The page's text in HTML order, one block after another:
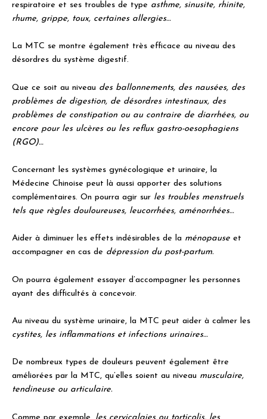
respiratoire et ses troubles de type asthme, sinusite, rhinite,
rhume, grippe, toux, certaines allergies…
La MTC se montre également très efficace au niveau des
désordres du système digestif.
Que ce soit au niveau des ballonnements, des nausées, des
problèmes de digestion, de désordres intestinaux, des
problèmes de constipation ou au contraire de diarrhées, ou
encore pour les ulcères ou les reflux gastro-oesophagiens
(RGO)…
Concernant les systèmes gynécologique et urinaire, la
Médecine Chinoise peut là aussi apporter des solutions
complémentaires. On pourra agir sur les troubles menstruels
tels que règles douloureuses, leucorrhées, aménorrhées…
Aider à diminuer les effets indésirables de la ménopause et
accompagner en cas de dépression du post-partum.
On pourra également essayer d’accompagner les personnes
ayant des difficultés à concevoir.
Au niveau du système urinaire, la MTC peut aider à calmer les
cystites, les inflammations et infections urinaires…
De nombreux types de douleurs peuvent également être
améliorées par la MTC, qu’elles soient au niveau musculaire,
tendineuse ou articulaire.